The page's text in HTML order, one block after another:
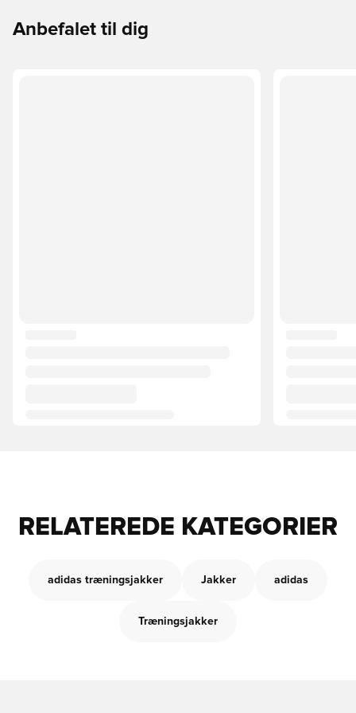
Anbefalet til dig
RELATEREDE KATEGORIER
adidas træningsjakker Jakker adidas
Træningsjakker